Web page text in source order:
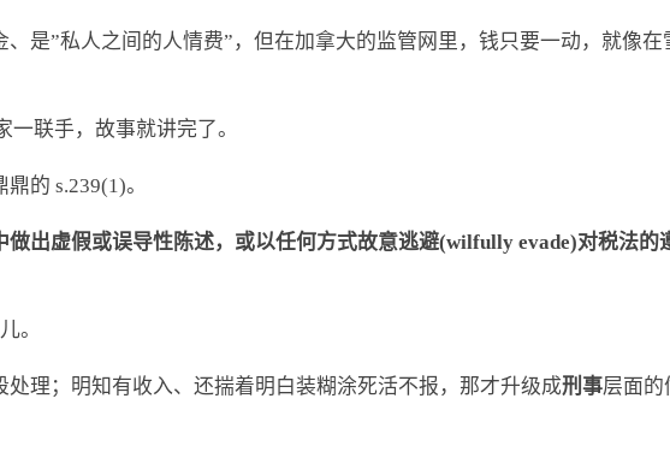
是”私人之间的人情费”，但在加拿大的监管网里，钱只要一动，就像
一联手，故事就讲完了。
的 s.239(1)。
做出虚假或误导性陈述，或以任何方式故意逃避(wilfully evade)对税法的
。
理；明知有收入、还揣着明白装糊涂死活不报，那才升级成刑事层面的